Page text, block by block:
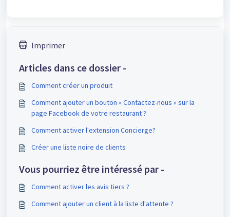
Imprimer
Articles dans ce dossier -
Comment créer un produit
Comment ajouter un bouton « Contactez-nous » sur la
page Facebook de votre restaurant ?
Comment activer l'extension Concierge?
Créer une liste noire de clients
Vous pourriez être intéressé par -
Comment activer les avis tiers ?
Comment ajouter un client à la liste d'attente ?